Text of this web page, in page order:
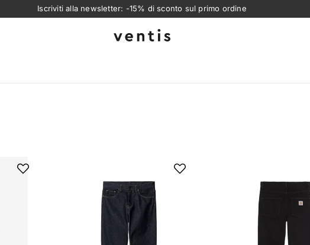
Iscriviti alla newsletter: -15% di sconto sul primo ordine
Ventis